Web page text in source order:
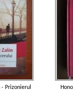
Prizonierul